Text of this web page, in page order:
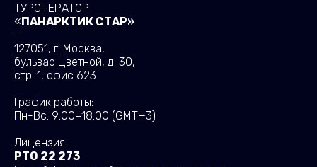
ТУРОПЕРАТОР
«ПАНАРКТИК СТАР»
-
127051, г. Москва,
бульвар Цветной, д. 30,
стр. 1, офис 623
График работы:
Пн-Вс: 9:00−18:00 (GMT+3)
Лицензия
РТО 22 273